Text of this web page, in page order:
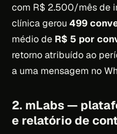
com R$ 2.500/mês de
clínica gerou 499
médio de R$ 5 por
retorno atribuído ao
a uma mensagem no
2. mLabs —
e relatório de